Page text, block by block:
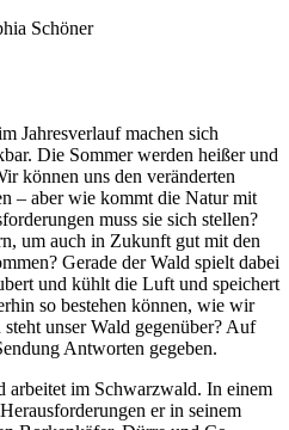
Schöner
Jahresverlauf machen sich
Die Sommer werden heißer und
können uns den veränderten
– aber wie kommt die Natur mit
muss sie sich stellen?
um auch in Zukunft gut mit den
Gerade der Wald spielt dabei
und kühlt die Luft und speichert
so bestehen können, wie wir
unser Wald gegenüber? Auf
Antworten gegeben.
arbeitet im Schwarzwald. In einem
er in seinem